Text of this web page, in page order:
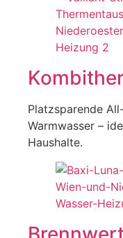
Platzsparende
Warmwasser –
Haushalte.